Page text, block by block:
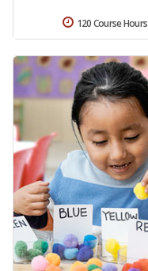
120 Course Hours